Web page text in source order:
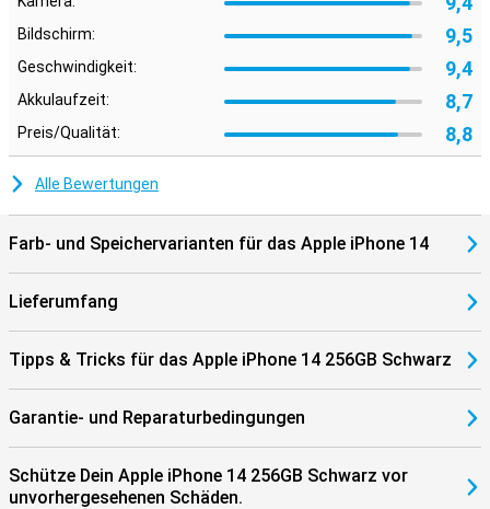
Bildschirm: 9,5
Geschwindigkeit: 9,4
Akkulaufzeit: 8,7
Preis/Qualität: 8,8
Alle Bewertungen
Farb- und Speichervarianten für das Apple iPhone 14
Lieferumfang
Tipps & Tricks für das Apple iPhone 14 256GB Schwarz
Garantie- und Reparaturbedingungen
Schütze Dein Apple iPhone 14 256GB Schwarz vor
unvorhergesehenen Schäden.